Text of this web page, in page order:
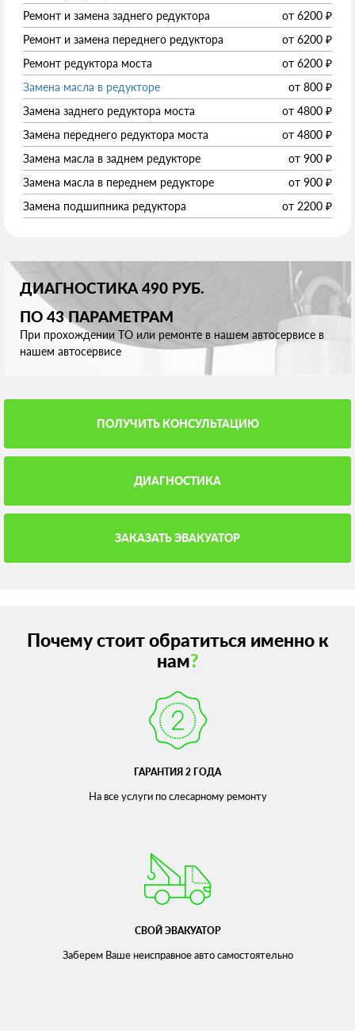
Ремонт и замена заднего редуктора
от 6200 ₽
Ремонт и замена переднего редуктора
от 6200 ₽
Ремонт редуктора моста
от 6200 ₽
Замена масла в редукторе
от 800 ₽
Замена заднего редуктора моста
от 4800 ₽
Замена переднего редуктора моста
от 4800 ₽
Замена масла в заднем редукторе
от 900 ₽
Замена масла в переднем редукторе
от 900 ₽
Замена подшипника редуктора
от 2200 ₽
ДИАГНОСТИКА 490 РУБ.
ПО 43 ПАРАМЕТРАМ
При прохождении ТО или ремонте в нашем автосервисе в
нашем автосервисе
ПОЛУЧИТЬ КОНСУЛЬТАЦИЮ
ДИАГНОСТИКА
ЗАКАЗАТЬ ЭВАКУАТОР
Почему стоит обратиться именно к
нам?
ГАРАНТИЯ 2 ГОДА
На все услуги по слесарномуремонту
СВОЙ ЭВАКУАТОР
Заберем Ваше неисправноеавто самостоятельно